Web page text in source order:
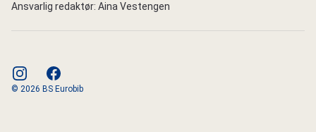
Ansvarlig redaktør: Aina Vestengen
instagramfacebook
© 2026 BS Eurobib